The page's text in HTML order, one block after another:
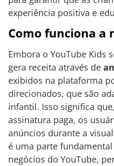
experiência positiva e
Como funciona a
Embora o YouTube Kids
gera receita através de
exibidos na plataforma
direcionados, que são
infantil. Isso significa
assinatura paga, os
anúncios durante a
é uma parte
negócios do YouTube,